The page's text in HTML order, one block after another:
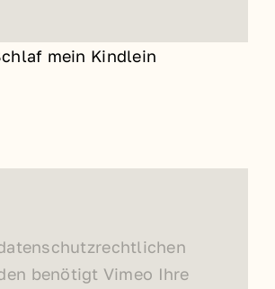
mein Kindlein
benötigt Vimeo Ihre